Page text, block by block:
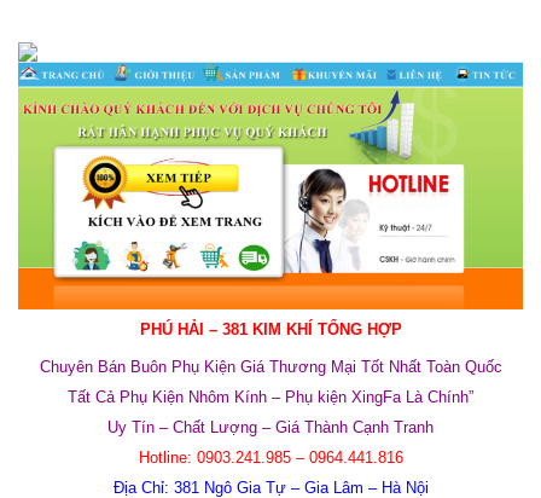
PHÚ HẢI – 381 KIM KHÍ TỔNG HỢP
Chuyên Bán Buôn Phụ Kiện Giá Thương Mại Tốt Nhất Toàn Quốc
Tất Cả Phụ Kiện Nhôm Kính – Phụ kiện XingFa Là Chính”
Uy Tín – Chất Lượng – Giá Thành Cạnh Tranh
Hotline: 0903.241.985 – 0964.441.816
Địa Chỉ: 381 Ngô Gia Tự – Gia Lâm – Hà Nội